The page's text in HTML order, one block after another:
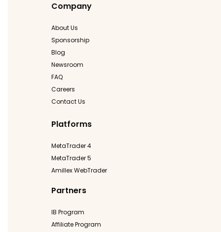
Company
About Us
Sponsorship
Blog
Newsroom
FAQ
Careers
Contact Us
Platforms
MetaTrader 4
MetaTrader 5
Amillex WebTrader
Partners
IB Program
Affiliate Program